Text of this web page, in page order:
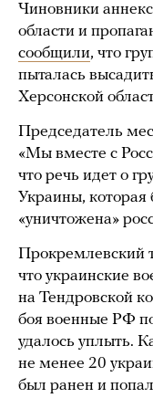
Чиновники
области и
сообщили, что
пыталась
Херсонской
Председатель
«Мы вместе с
что речь идет о
Украины, которая
«уничтожена»
Прокремлевский
что украинские
на Тендровской
боя военные РФ
удалось уплыть.
не менее 20
был ранен и